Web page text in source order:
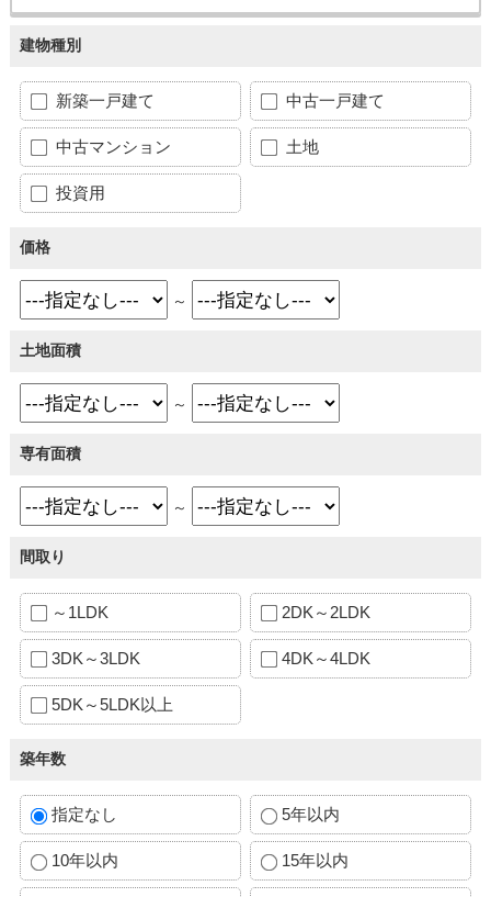
建物種別
新築一戸建て 中古一戸建て
中古マンション 土地
投資用
価格
～
土地面積
～
専有面積
～
間取り
～1LDK 2DK～2LDK
3DK～3LDK 4DK～4LDK
5DK～5LDK以上
築年数
指定なし 5年以内
10年以内 15年以内